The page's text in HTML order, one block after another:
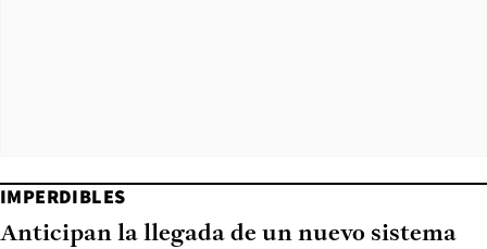
IMPERDIBLES
Anticipan la llegada de un nuevo sistema